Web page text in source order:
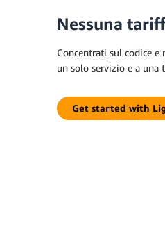
Nessuna
Concentrati sul codice
un solo servizio e a una
Get started with